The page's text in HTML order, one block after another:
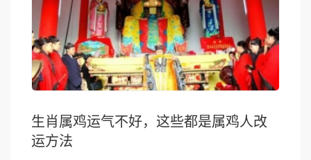
生肖属鸡运气不好，这些都是属鸡人改
运方法